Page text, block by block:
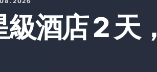
酒店 2 天，